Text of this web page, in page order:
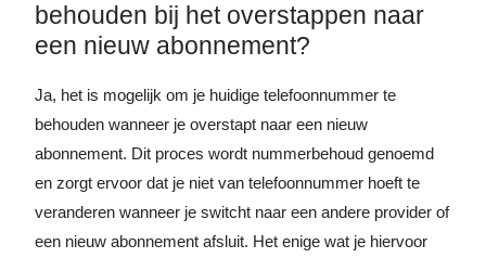
behouden bij het overstappen naar
een nieuw abonnement?
Ja, het is mogelijk om je huidige telefoonnummer te
behouden wanneer je overstapt naar een nieuw
abonnement. Dit proces wordt nummerbehoud genoemd
en zorgt ervoor dat je niet van telefoonnummer hoeft te
veranderen wanneer je switcht naar een andere provider of
een nieuw abonnement afsluit. Het enige wat je hiervoor